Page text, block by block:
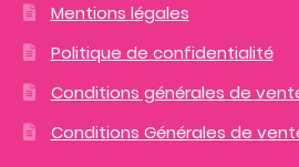
Mentions légales
Politique de confidentialité
Conditions générales de
Conditions Générales de